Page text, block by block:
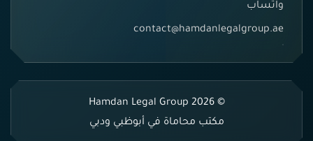
واتساب
contact@hamdanlegalgroup.ae
© 2026 Hamdan Legal Group
مكتب محاماة في أبوظبي ودبي